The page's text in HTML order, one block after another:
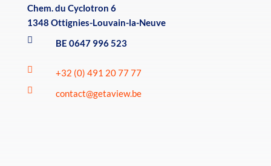
Chem. du Cyclotron 6
1348 Ottignies-Louvain-la-Neuve
 BE 0647 996 523
 +32 (0) 491 20 77 77
 contact@getaview.be